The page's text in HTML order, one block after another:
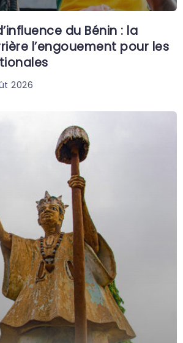
du Bénin : la
l’engouement pour les
2026